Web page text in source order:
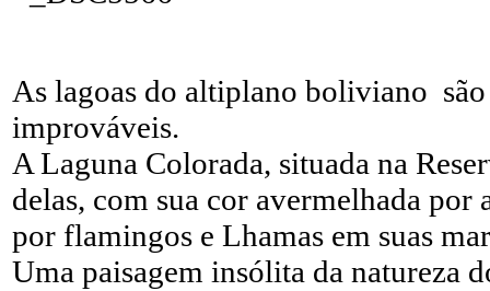
As lagoas do altiplano boliviano
improváveis.
A Laguna Colorada, situada na
delas, com sua cor avermelhada
por flamingos e Lhamas em suas
Uma paisagem insólita da natureza